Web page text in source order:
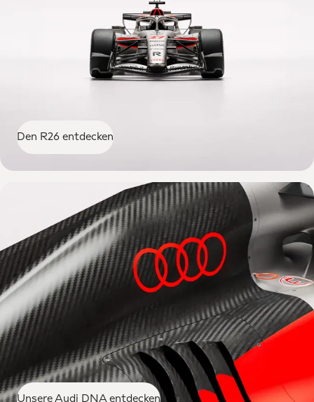
Den R26 entdecken
Unsere Audi DNA entdecken